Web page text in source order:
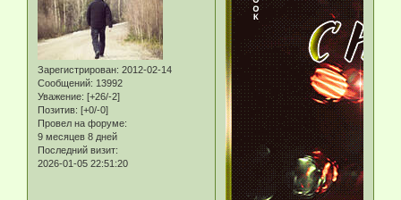
Зарегистрирован: 2012-02-14
Сообщений: 13992
Уважение: [+26/-2]
Позитив: [+0/-0]
Провел на форуме:
9 месяцев 8 дней
Последний визит:
2026-01-05 22:51:20